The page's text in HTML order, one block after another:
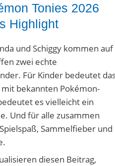
Tonies 2026
Highlight
und Schiggy kommen auf
zwei echte
Für Kinder bedeutet
bekannten Pokémon-
es vielleicht ein
Und für alle zusammen
Sammelfieber und
diesen Beitrag,